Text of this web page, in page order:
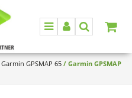
MenuPanelSzukaj
Garmin GPSMAP 65 / Garmin GPSMAP